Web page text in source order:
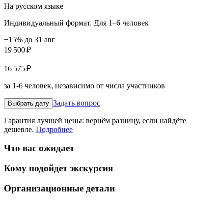
На русском языке
Индивидуальный формат. Для 1–6 человек
−15% до 31 авг
19 500 ₽
16 575 ₽
за 1-6 человек, независимо от числа участников
Выбрать дату Задать вопрос
Гарантия лучшей цены: вернём разницу, если найдёте
дешевле. Подробнее
Что вас ожидает
Кому подойдет экскурсия
Организационные детали